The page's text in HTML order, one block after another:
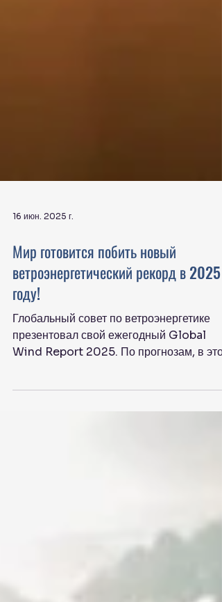
16 июн. 2025 г.
Мир готовится побить новый
ветроэнергетический рекорд в 2025
году!
Глобальный совет по ветроэнергетике
Wind Report 2025. По прогнозам, в